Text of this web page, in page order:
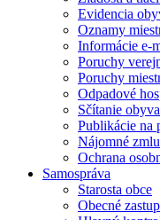
Evidencia
Oznamy
Informácie e-
Poruchy
Poruchy
Odpadové
Sčítanie
Publikácie na
Nájomné
Ochrana
Samospráva
Starosta obce
Obecné